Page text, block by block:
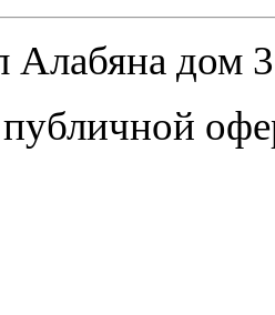
Алабяна дом
публичной